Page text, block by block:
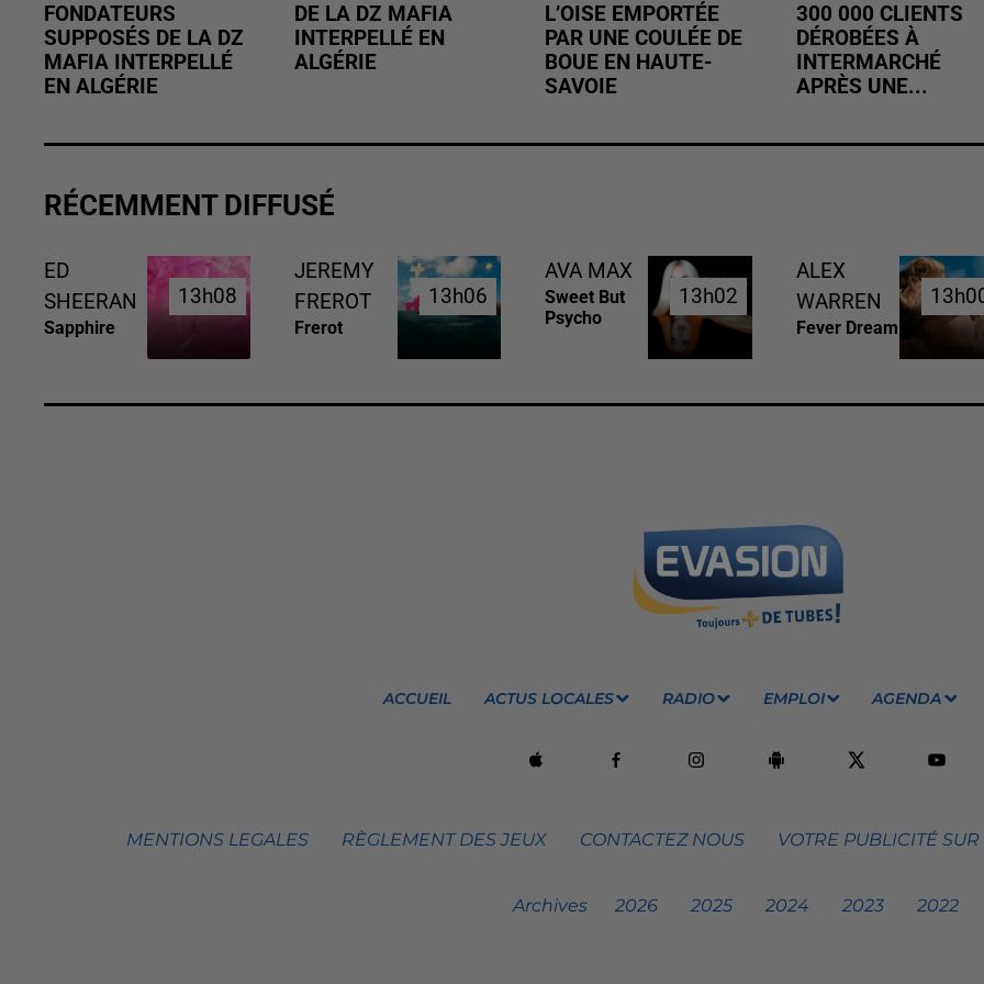
FONDATEURS
SUPPOSÉS DE LA DZ
MAFIA INTERPELLÉ
EN ALGÉRIE
DE LA DZ MAFIA
INTERPELLÉ EN
ALGÉRIE
L’OISE EMPORTÉE
PAR UNE COULÉE DE
BOUE EN HAUTE-
SAVOIE
300 000 CLIENTS
DÉROBÉES À
INTERMARCHÉ
APRÈS UNE...
RÉCEMMENT DIFFUSÉ
ED
SHEERAN
Sapphire
13h08
13h08
JEREMY
FREROT
Frerot
13h06
13h06
AVA MAX
Sweet But
Psycho
13h02
13h02
ALEX
WARREN
Fever Dream
ACCUEIL ACTUS LOCALES RADIO EMPLOI AGENDA
MENTIONS LEGALES RÈGLEMENT DES JEUX CONTACTEZ NOUS VOTRE PUBLICITÉ
Archives 2026 2025 2024 2023 2022